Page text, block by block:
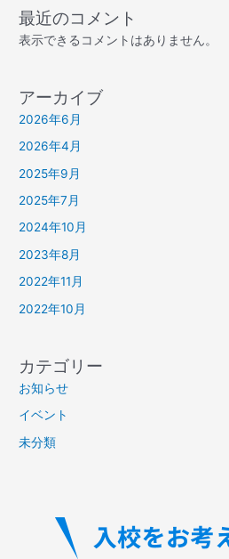
最近のコメント
表示できるコメントはありません。
アーカイブ
2026年6月
2026年4月
2025年9月
2025年7月
2024年10月
2023年8月
2022年11月
2022年10月
カテゴリー
お知らせ
イベント
未分類